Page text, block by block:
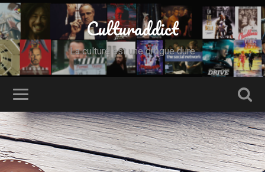
Culturaddict
La culture est une drogue dure